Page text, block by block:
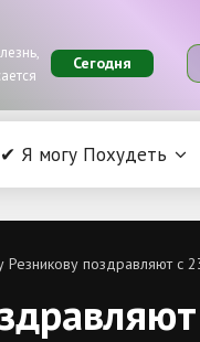
Сегодня
✔ Я могу Похудеть
поздравляют с